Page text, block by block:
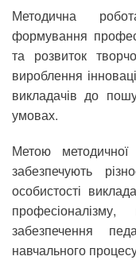
Методична
формування
та розвиток
вироблення
викладачів до
умовах.
Метою
забезпечують
особистості
забезпечення
навчального